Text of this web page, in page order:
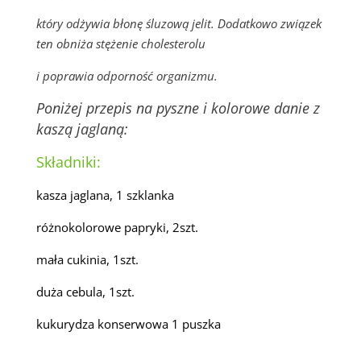
który odżywia błonę śluzową jelit. Dodatkowo związek
ten obniża stężenie cholesterolu
i poprawia odporność organizmu.
Poniżej przepis na pyszne i kolorowe danie z
kaszą jaglaną:
Składniki:
kasza jaglana, 1 szklanka
różnokolorowe papryki, 2szt.
mała cukinia, 1szt.
duża cebula, 1szt.
kukurydza konserwowa 1 puszka